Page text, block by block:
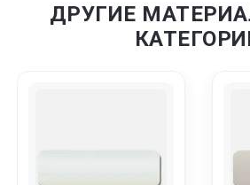
ДРУГИЕ